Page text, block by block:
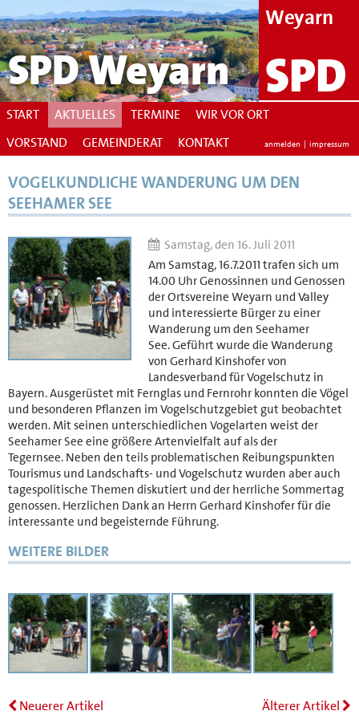
SPD Weyarn
START AKTUELLES TERMINE
WIR VOR ORT
VORSTAND
GEMEINDERAT KONTAKT anmelden | impressum
Weyarn
SPD
VOGELKUNDLICHE WANDERUNG UM DEN
SEEHAMER SEE
Samstag, den 16. Juli 2011
Am Samstag, 16.7.2011 trafen sich um
14.00 Uhr Genossinnen und Genossen
der Ortsvereine Weyarn und Valley
und interessierte Bürger zu einer
Wanderung um den Seehamer
See. Geführt wurde die Wanderung
von Gerhard Kinshofer von
Landesverband für Vogelschutz in
Bayern. Ausgerüstet mit Fernglas und Fernrohr konnten die Vögel
und besonderen Pflanzen im Vogelschutzgebiet gut beobachtet
werden. Mit seinen unterschiedlichen Vogelarten weist der
Seehamer See eine größere Artenvielfalt auf als der
Tegernsee. Neben den teils problematischen Reibungspunkten
Tourismus und Landschafts- und Vogelschutz wurden aber auch
tagespolitische Themen diskutiert und der herrliche Sommertag
genossen. Herzlichen Dank an Herrn Gerhard Kinshofer für die
interessante und begeisternde Führung.
WEITERE BILDER
Neuerer Artikel Älterer Artikel